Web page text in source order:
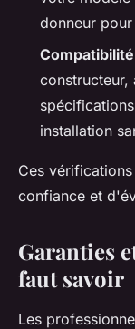
donneur
constructeur,
installation
Ces
confiance et
Garanties
faut savoir
Les